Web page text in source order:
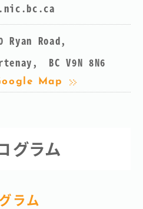
Ryan Road,
BC V9N 8N6
Map
グラム
ラム